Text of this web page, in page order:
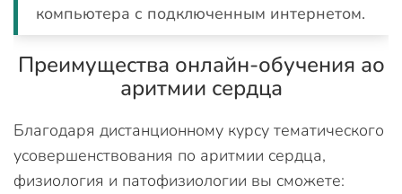
компьютера с подключенным интернетом.
Преимущества онлайн-обучения ао
аритмии сердца
Благодаря дистанционному курсу тематического
усовершенствования по аритмии сердца,
физиология и патофизиологии вы сможете: